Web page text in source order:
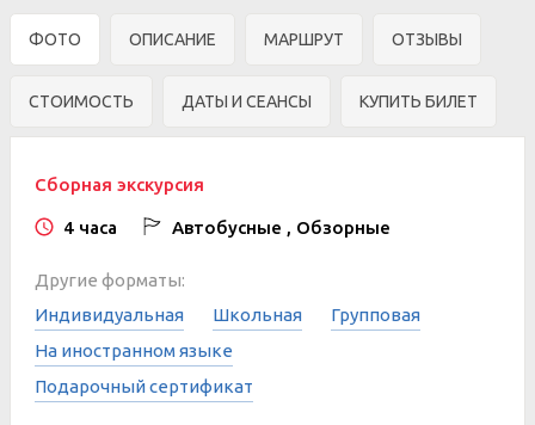
ФОТО ОПИСАНИЕ МАРШРУТ ОТЗЫВЫ
СТОИМОСТЬ ДАТЫ И СЕАНСЫ КУПИТЬ БИЛЕТ
Сборная экскурсия
4 часа Автобусные , Обзорные
Другие форматы:
Индивидуальная
Школьная
Групповая
На иностранном языке
Подарочный сертификат